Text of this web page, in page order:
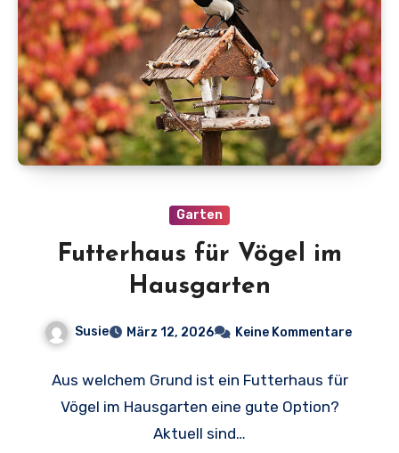
Garten
Futterhaus für Vögel im
Hausgarten
Susie März 12, 2026 Keine Kommentare
Aus welchem Grund ist ein Futterhaus für
Vögel im Hausgarten eine gute Option?
Aktuell sind…